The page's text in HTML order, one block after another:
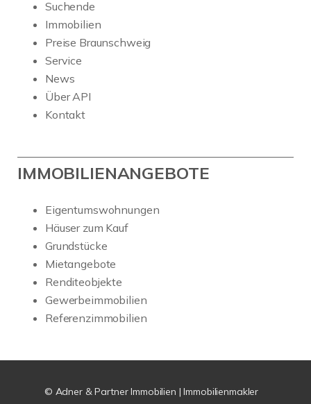
Suchende
Immobilien
Preise Braunschweig
Service
News
Über API
Kontakt
IMMOBILIENANGEBOTE
Eigentumswohnungen
Häuser zum Kauf
Grundstücke
Mietangebote
Renditeobjekte
Gewerbeimmobilien
Referenzimmobilien
© Adner & Partner Immobilien | Immobilienmakler